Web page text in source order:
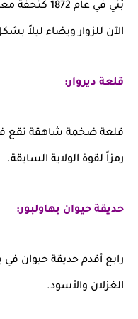
بُني في عام
الآن للزوار ويضاء ليلاً
قلعة ديروار:
قلعة ضخمة شاهقة تقع
رمزاً لقوة الولاية السابقة.
حديقة حيوان بهاولبور:
رابع أقدم حديقة حيوان
الغزلان والأسود.